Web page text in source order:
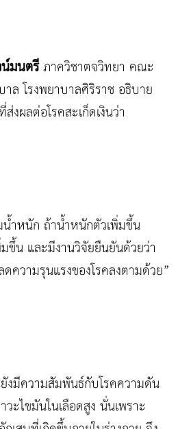
มนตรีภาควิชาตจวิทยา คณะ
ล โรงพยาบาลศิริราช อธิบาย
งผลต่อโรคสะเก็ดเงินว่า
ำหนัก ถ้าน้ำหนักตัวเพิ่มขึ้น
ขึ้น และมีงานวิจัยยืนยันด้วยว่า
วามรุนแรงของโรคลงตามด้วย”
งมีความสัมพันธ์กับโรคความดัน
ะไขมันในเลือดสูง นั่นเพราะ